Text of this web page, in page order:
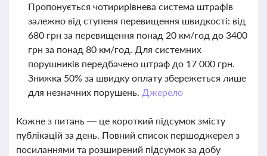
Пропонується чотирирівнева система штрафів
залежно від ступеня перевищення швидкості: від
680 грн за перевищення понад 20 км/год до 3400
грн за понад 80 км/год. Для системних
порушників передбачено штраф до 17 000 грн.
Знижка 50% за швидку оплату збережеться лише
для незначних порушень. Джерело
Кожне з питань — це короткий підсумок змісту
публікацій за день. Повний список першоджерел з
посиланнями та розширений підсумок за добу